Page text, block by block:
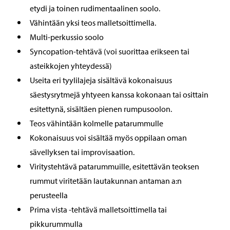
etydi ja toinen rudimentaalinen soolo.
Vähintään yksi teos malletsoittimella.
Multi-perkussio soolo
Syncopation-tehtävä (voi suorittaa erikseen tai
asteikkojen yhteydessä)
Useita eri tyylilajeja sisältävä kokonaisuus
säestysrytmejä yhtyeen kanssa kokonaan tai osittain
esitettynä, sisältäen pienen rumpusoolon.
Teos vähintään kolmelle patarummulle
Kokonaisuus voi sisältää myös oppilaan oman
sävellyksen tai improvisaation.
Viritystehtävä patarummuille, esitettävän teoksen
rummut viritetään lautakunnan antaman a:n
perusteella
Prima vista -tehtävä malletsoittimella tai
pikkurummulla